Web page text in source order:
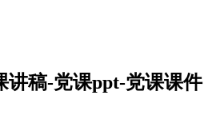
讲稿-党课ppt-党课课件